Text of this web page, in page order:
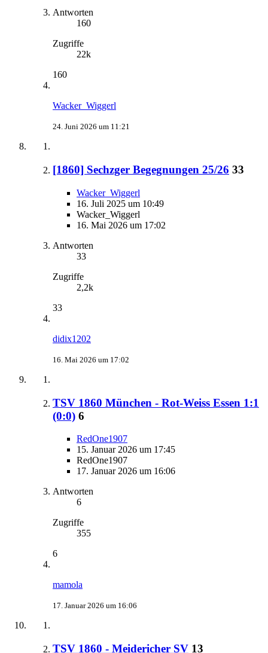
Antworten
160
Zugriffe
22k
160
Wacker_Wiggerl
24. Juni 2026 um 11:21
[1860] Sechzger Begegnungen 25/26 33
Wacker_Wiggerl
16. Juli 2025 um 10:49
Wacker_Wiggerl
16. Mai 2026 um 17:02
Antworten
33
Zugriffe
2,2k
33
didix1202
16. Mai 2026 um 17:02
TSV 1860 München - Rot-Weiss Essen 1:1
(0:0) 6
RedOne1907
15. Januar 2026 um 17:45
RedOne1907
17. Januar 2026 um 16:06
Antworten
6
Zugriffe
355
6
mamola
17. Januar 2026 um 16:06
TSV 1860 - Meidericher SV 13